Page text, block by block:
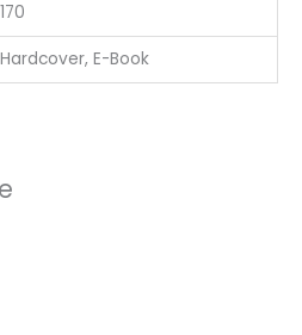
170
Hardcover, E-Book